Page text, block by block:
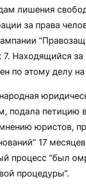
лишения
за права
Находящийся за
по этому делу
подала петицию
юристов,
17
процесс “был
процедуры”.